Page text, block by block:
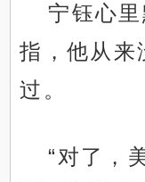
宁钰心
指，他从来
过。
“对了，